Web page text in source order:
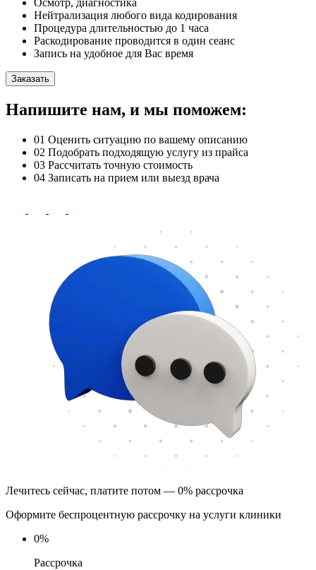
Нейтрализация любого вида кодирования
Процедура длительностью до 1 часа
Раскодирование проводится в один сеанс
Запись на удобное для Вас время
Заказать
Напишите нам, и мы поможем:
01 Оценить ситуацию по вашему описанию
02 Подобрать подходящую услугу из прайса
03 Рассчитать точную стоимость
04 Записать на прием или выезд врача
Лечитесь сейчас, платите потом — 0% рассрочка
Оформите беспроцентную рассрочку на услуги клиники
0%
Рассрочка